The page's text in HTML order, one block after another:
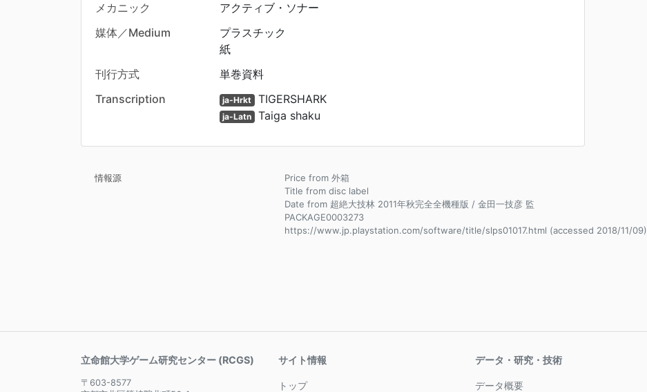
メカニック
アクティブ・ソナー
媒体／Medium
プラスチック
紙
刊行方式
単巻資料
Transcription
ja-Hrkt TIGERSHARK
ja-Latn Taiga shaku
情報源
Price from 外箱
Title from disc label
Date from 超絶大技林 2011年秋完全全機種版 / 金田一技彦 監
PACKAGE0003273
https://www.jp.playstation.com/software/title/slps01017.html (accessed 2018/11/09)
立命館大学ゲーム研究センター (RCGS)
〒603-8577
サイト情報
トップ
データ・研究・技術
データ概要